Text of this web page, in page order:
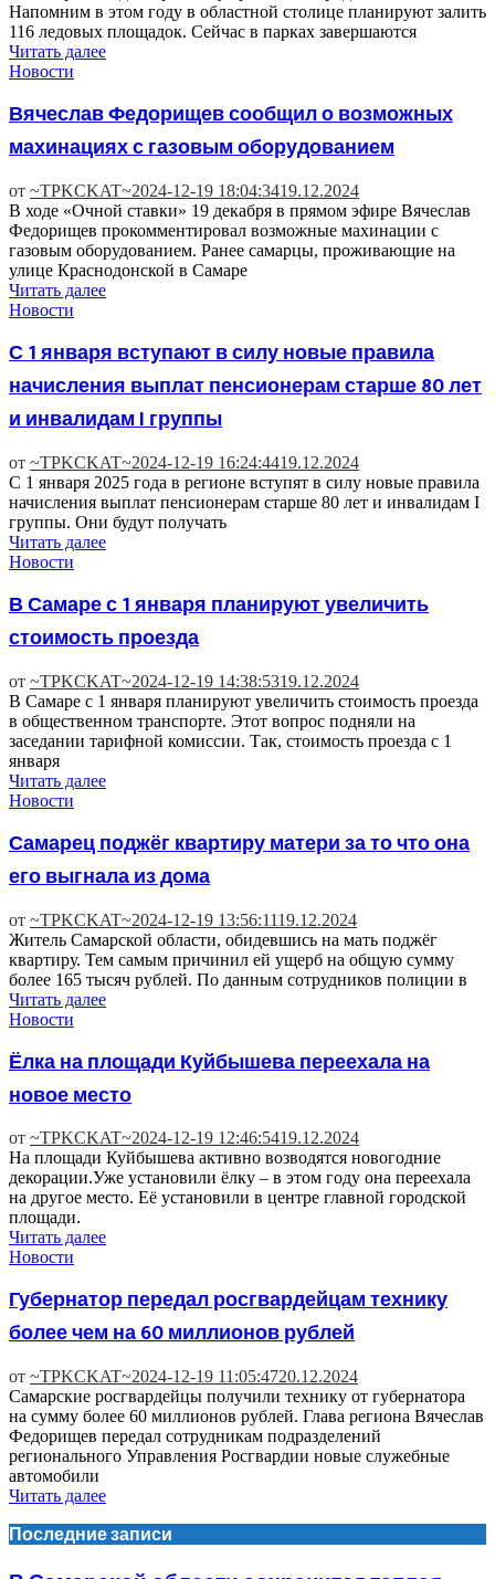
Напомним в этом году в областной столице планируют залить
116 ледовых площадок. Сейчас в парках завершаются
Читать далее
Новости
Вячеслав Федорищев сообщил о возможных
махинациях с газовым оборудованием
от ~TPKCKAT~2024-12-19 18:04:3419.12.2024
В ходе «Очной ставки» 19 декабря в прямом эфире Вячеслав
Федорищев прокомментировал возможные махинации с
газовым оборудованием. Ранее самарцы, проживающие на
улице Краснодонской в Самаре
Читать далее
Новости
С 1 января вступают в силу новые правила
начисления выплат пенсионерам старше 80 лет
и инвалидам I группы
от ~TPKCKAT~2024-12-19 16:24:4419.12.2024
С 1 января 2025 года в регионе вступят в силу новые правила
начисления выплат пенсионерам старше 80 лет и инвалидам I
группы. Они будут получать
Читать далее
Новости
В Самаре с 1 января планируют увеличить
стоимость проезда
от ~TPKCKAT~2024-12-19 14:38:5319.12.2024
В Самаре с 1 января планируют увеличить стоимость проезда
в общественном транспорте. Этот вопрос подняли на
заседании тарифной комиссии. Так, стоимость проезда с 1
января
Читать далее
Новости
Самарец поджёг квартиру матери за то что она
его выгнала из дома
от ~TPKCKAT~2024-12-19 13:56:1119.12.2024
Житель Самарской области, обидевшись на мать поджёг
квартиру. Тем самым причинил ей ущерб на общую сумму
более 165 тысяч рублей. По данным сотрудников полиции в
Читать далее
Новости
Ёлка на площади Куйбышева переехала на
новое место
от ~TPKCKAT~2024-12-19 12:46:5419.12.2024
На площади Куйбышева активно возводятся новогодние
декорации.Уже установили ёлку – в этом году она переехала
на другое место. Её установили в центре главной городской
площади.
Читать далее
Новости
Губернатор передал росгвардейцам технику
более чем на 60 миллионов рублей
от ~TPKCKAT~2024-12-19 11:05:4720.12.2024
Самарские росгвардейцы получили технику от губернатора
на сумму более 60 миллионов рублей. Глава региона Вячеслав
Федорищев передал сотрудникам подразделений
регионального Управления Росгвардии новые служебные
автомобили
Читать далее
Последние записи